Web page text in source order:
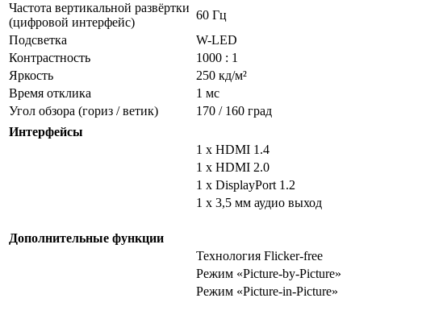
Частота вертикальной развёртки
(цифровой интерфейс)
60 Гц
Подсветка
W-LED
Контрастность
1000 : 1
Яркость
250 кд/м²
Время отклика
1 мс
Угол обзора (гориз / ветик)
170 / 160 град
Интерфейсы
1 x HDMI 1.4
1 x HDMI 2.0
1 x DisplayPort 1.2
1 x 3,5 мм аудио выход
Дополнительные функции
Технология Flicker-free
Режим «Picture-by-Picture»
Режим «Picture-in-Picture»